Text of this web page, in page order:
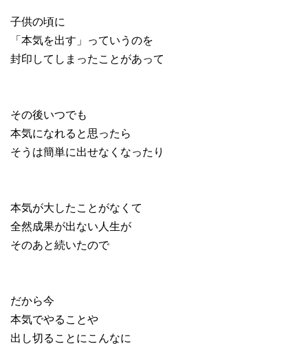
子供の頃に
「本気を出す」っていうのを
封印してしまったことがあって
その後いつでも
本気になれると思ったら
そうは簡単に出せなくなったり
本気が大したことがなくて
全然成果が出ない人生が
そのあと続いたので
だから今
本気でやることや
出し切ることにこんなに